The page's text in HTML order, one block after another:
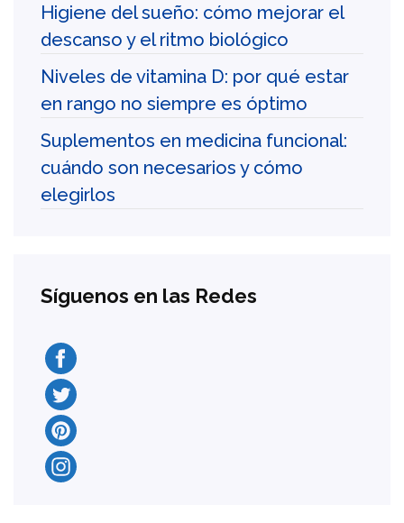
Higiene del sueño: cómo mejorar el
descanso y el ritmo biológico
Niveles de vitamina D: por qué estar
en rango no siempre es óptimo
Suplementos en medicina funcional:
cuándo son necesarios y cómo
elegirlos
Síguenos en las Redes